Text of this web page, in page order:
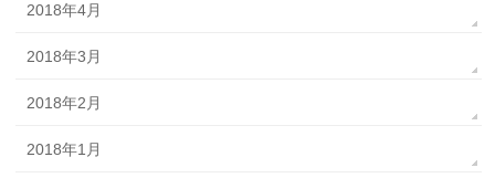
2018年4月
2018年3月
2018年2月
2018年1月